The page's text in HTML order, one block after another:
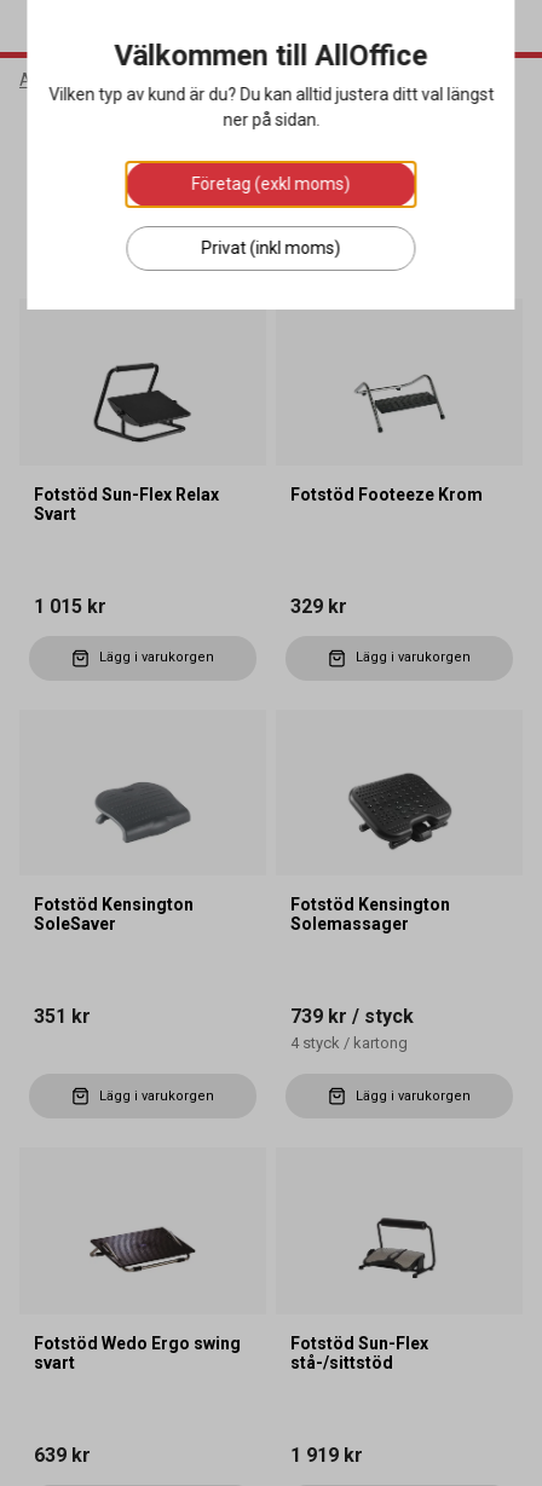
AllOffice
7 produkter
Fotstöd Sun-Flex Relax
Svart
1 015 kr
Lägg i varukorgen
Fotstöd Footeeze Krom
329 kr
Lägg i varukorgen
Fotstöd Kensington
SoleSaver
351 kr
Lägg i varukorgen
Fotstöd Kensington
Solemassager
739 kr / styck
4 styck / kartong
Lägg i varukorgen
Fotstöd Wedo Ergo swing
svart
639 kr
Fotstöd Sun-Flex
stå-/sittstöd
1 919 kr
Välkommen till AllOffice
Vilken typ av kund är du? Du kan alltid justera ditt val längst
ner på sidan.
Företag (exkl moms)
Privat (inkl moms)